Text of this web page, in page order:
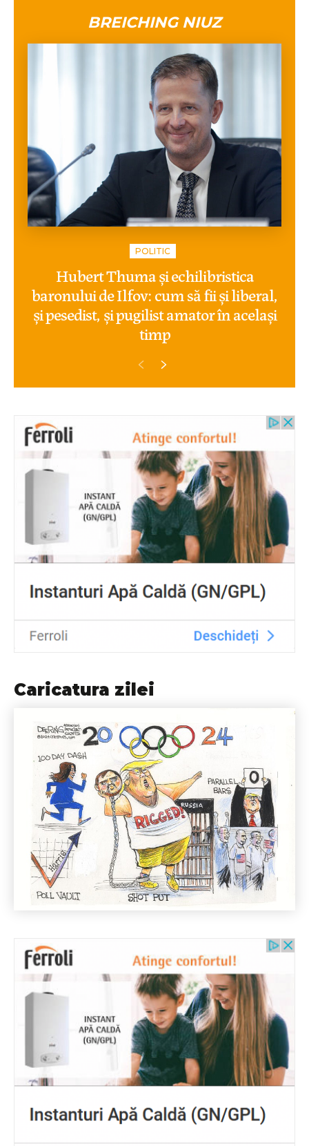
BREICHING NIUZ
POLITIC
Hubert Thuma și echilibristica
baronului de Ilfov: cum să fii și liberal,
și pesedist, și pugilist amator în același
timp
Caricatura zilei